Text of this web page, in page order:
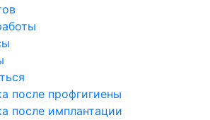
после профгигиены
после имплантации